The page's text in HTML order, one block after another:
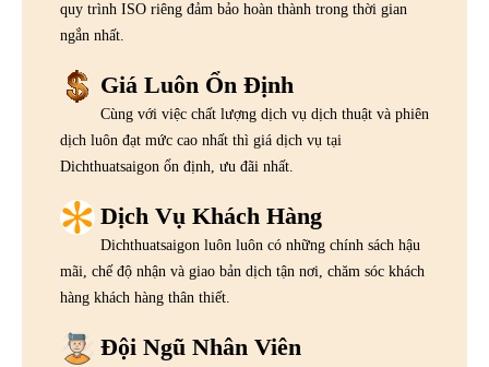
quy trình ISO riêng đảm bảo hoàn thành trong thời gian
ngắn nhất.
Giá Luôn Ổn Định
Cùng với việc chất lượng dịch vụ dịch thuật và phiên
dịch luôn đạt mức cao nhất thì giá dịch vụ tại
Dichthuatsaigon ổn định, ưu đãi nhất.
Dịch Vụ Khách Hàng
Dichthuatsaigon luôn luôn có những chính sách hậu
mãi, chế độ nhận và giao bản dịch tận nơi, chăm sóc khách
hàng khách hàng thân thiết.
Đội Ngũ Nhân Viên